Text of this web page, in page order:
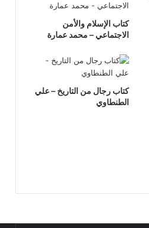
كتاب الإسلام والأمن
الاجتماعي – محمد عمارة
كتاب رجال من التاريخ – علي
الطنطاوي